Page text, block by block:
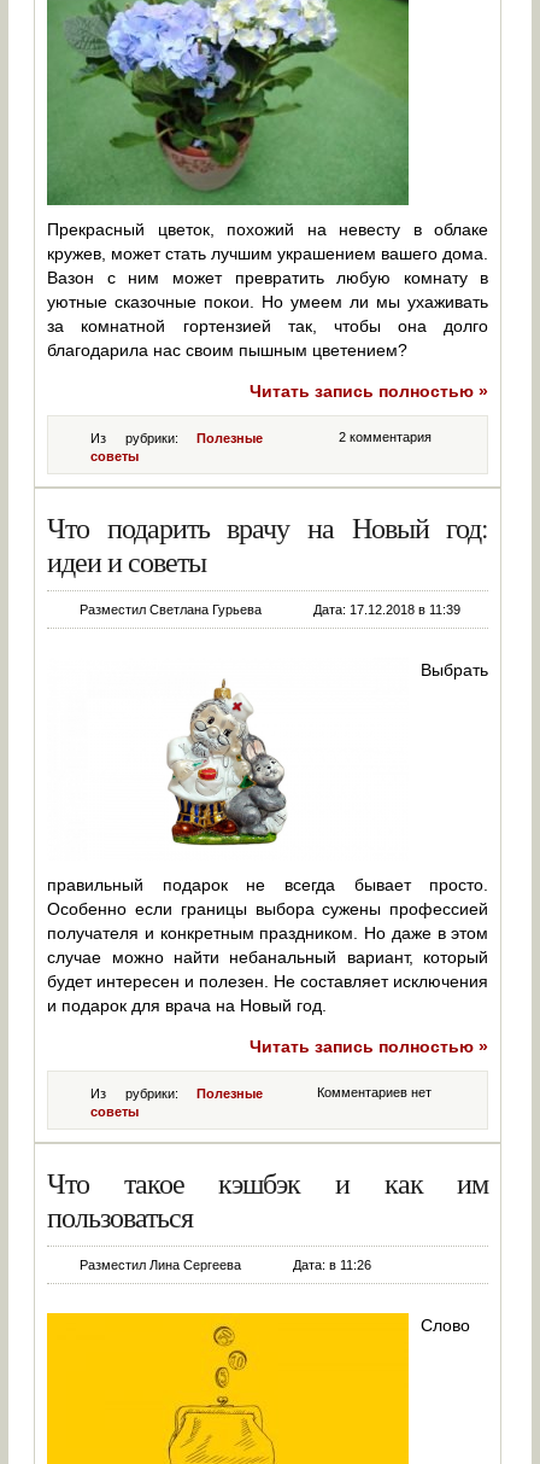
Прекрасный цветок, похожий на невесту в облаке
кружев, может стать лучшим украшением вашего дома.
Вазон с ним может превратить любую комнату в
уютные сказочные покои. Но умеем ли мы ухаживать
за комнатной гортензией так, чтобы она долго
благодарила нас своим пышным цветением?
Читать запись полностью »
2 комментария
Из рубрики:Полезные
советы
Что подарить врачу на Новый год:
идеи и советы
Разместил Светлана Гурьева Дата: 17.12.2018 в 11:39
Выбрать
правильный подарок не всегда бывает просто.
Особенно если границы выбора сужены профессией
получателя и конкретным праздником. Но даже в этом
случае можно найти небанальный вариант, который
будет интересен и полезен. Не составляет исключения
и подарок для врача на Новый год.
Читать запись полностью »
Комментариев нет
Из рубрики:Полезные
советы
Что такое кэшбэк и как им
пользоваться
Разместил Лина Сергеева Дата: в 11:26
Слово